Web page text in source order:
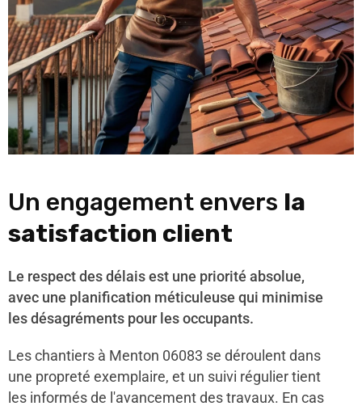
Un engagement envers la
satisfaction client
Le respect des délais est une priorité absolue,
avec une planification méticuleuse qui minimise
les désagréments pour les occupants.
Les chantiers à Menton 06083 se déroulent dans
une propreté exemplaire, et un suivi régulier tient
les informés de l'avancement des travaux. En cas